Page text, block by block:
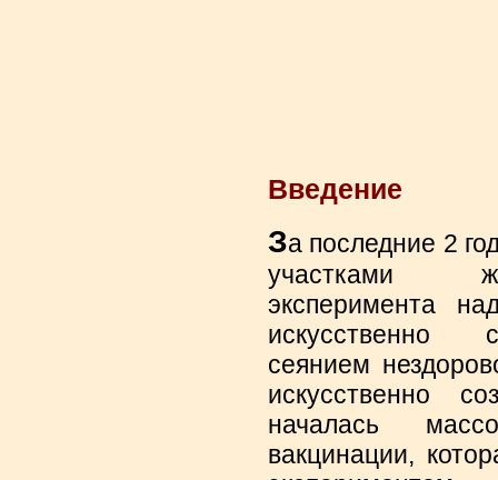
Введение
За последние 2
участками
эксперимента
искусственно
сеянием
искусственно
началась
вакцинации,